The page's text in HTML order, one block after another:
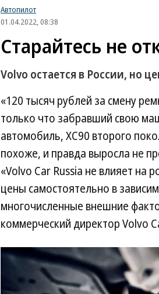
Автопилот
01.04.2022, 08:38
Старайтесь не
Volvo остается в России, но
«120 тысяч рублей за смену
только что забравший свою
автомобиль, XC90 второго
похоже, и правда выросла не
«Volvo Car Russia не влияет на
цены самостоятельно в
многочисленные внешние
коммерческий директор Volvo